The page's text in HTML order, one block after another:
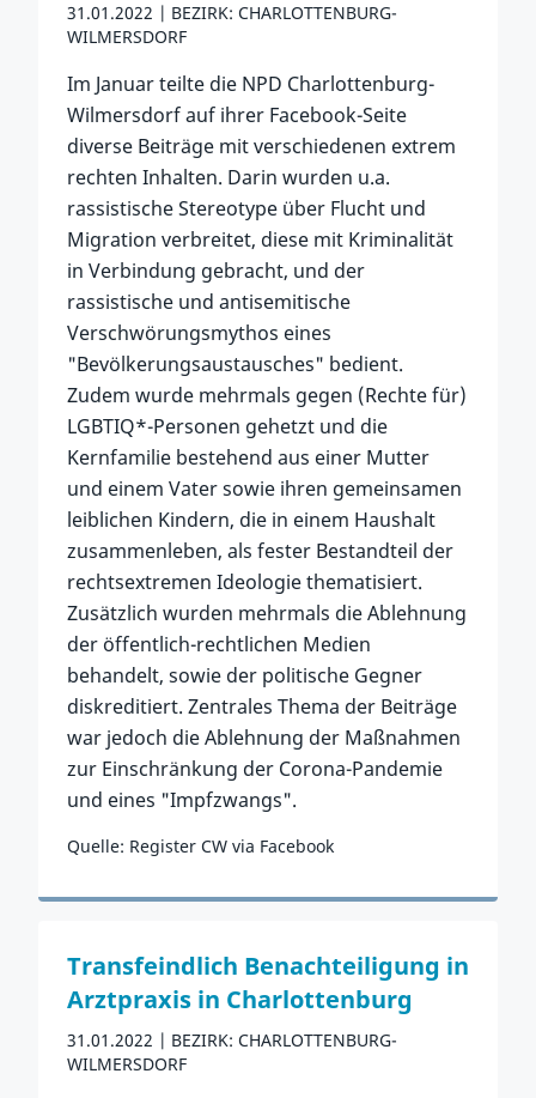
31.01.2022
BEZIRK: CHARLOTTENBURG-
WILMERSDORF
Im Januar teilte die NPD Charlottenburg-
Wilmersdorf auf ihrer Facebook-Seite
diverse Beiträge mit verschiedenen extrem
rechten Inhalten. Darin wurden u.a.
rassistische Stereotype über Flucht und
Migration verbreitet, diese mit Kriminalität
in Verbindung gebracht, und der
rassistische und antisemitische
Verschwörungsmythos eines
"Bevölkerungsaustausches" bedient.
Zudem wurde mehrmals gegen (Rechte für)
LGBTIQ*-Personen gehetzt und die
Kernfamilie bestehend aus einer Mutter
und einem Vater sowie ihren gemeinsamen
leiblichen Kindern, die in einem Haushalt
zusammenleben, als fester Bestandteil der
rechtsextremen Ideologie thematisiert.
Zusätzlich wurden mehrmals die Ablehnung
der öffentlich-rechtlichen Medien
behandelt, sowie der politische Gegner
diskreditiert. Zentrales Thema der Beiträge
war jedoch die Ablehnung der Maßnahmen
zur Einschränkung der Corona-Pandemie
und eines "Impfzwangs".
Quelle: Register CW via Facebook
Zum Vorfall
Transfeindlich Benachteiligung in
Arztpraxis in Charlottenburg
31.01.2022
BEZIRK: CHARLOTTENBURG-
WILMERSDORF